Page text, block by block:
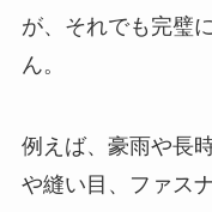
が、それでも完璧
ん。
例えば、豪雨や長
や縫い目、ファス